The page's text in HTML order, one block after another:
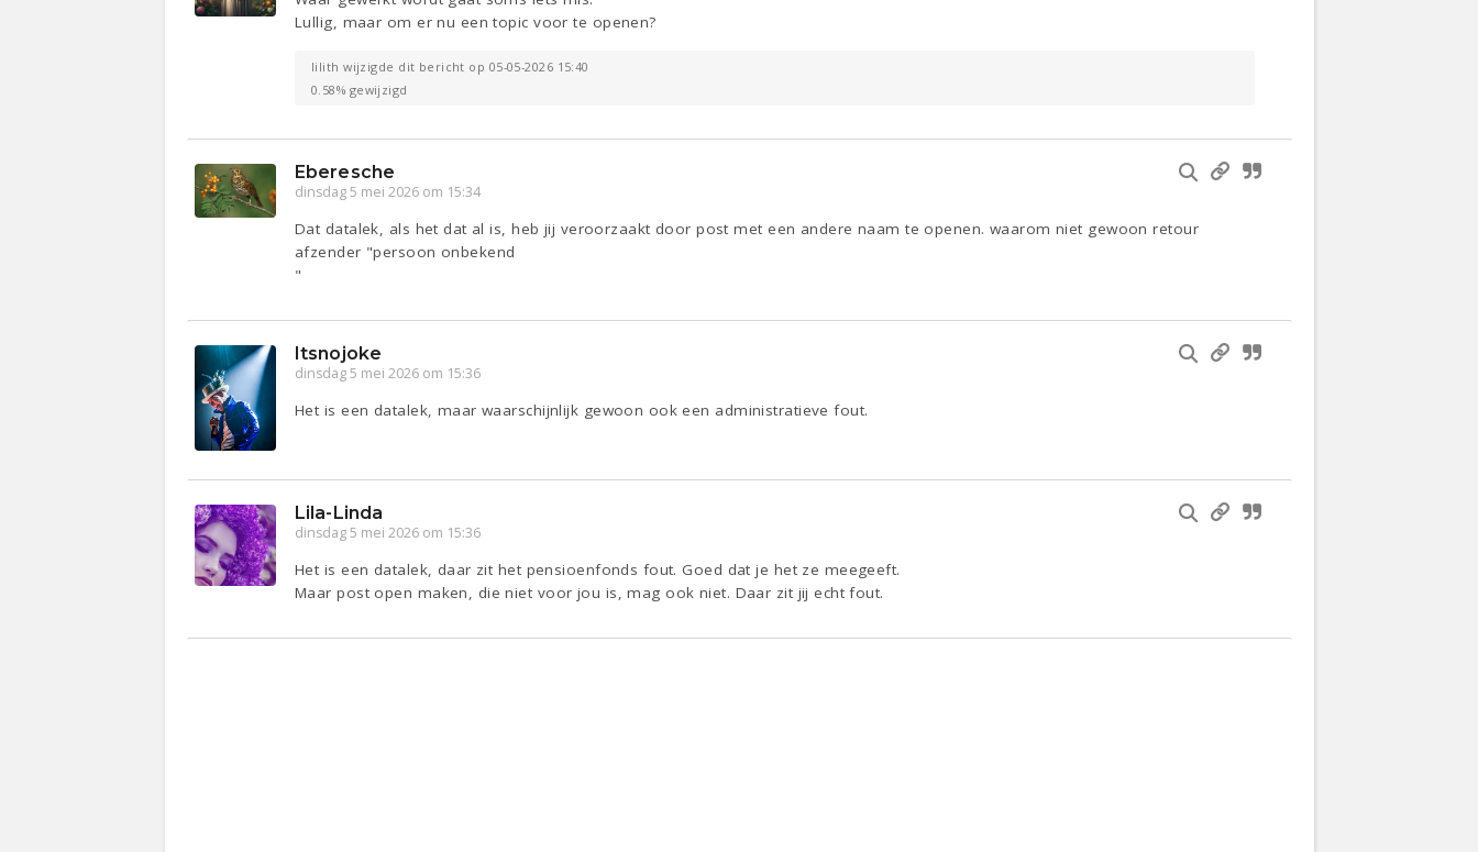
Lullig, maar om er nu een topic voor te openen?
lilith wijzigde dit bericht op 05-05-2026 15:40
0.58% gewijzigd
Eberesche
dinsdag 5 mei 2026 om 15:34
Dat datalek, als het dat al is, heb jij veroorzaakt door post met een andere naam te openen. waarom niet gewoon retour
afzender "persoon onbekend
"
Itsnojoke
dinsdag 5 mei 2026 om 15:36
Het is een datalek, maar waarschijnlijk gewoon ook een administratieve fout.
Lila-Linda
dinsdag 5 mei 2026 om 15:36
Het is een datalek, daar zit het pensioenfonds fout. Goed dat je het ze meegeeft.
Maar post open maken, die niet voor jou is, mag ook niet. Daar zit jij echt fout.